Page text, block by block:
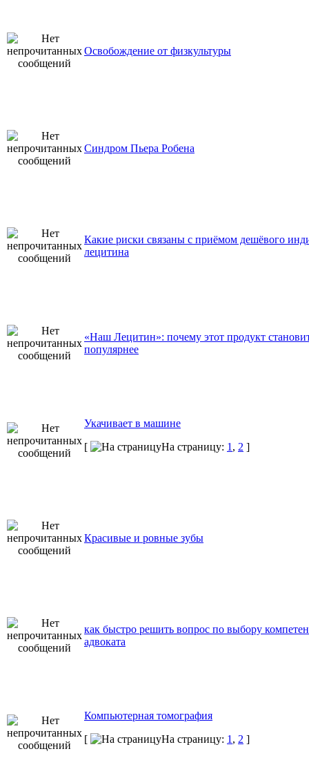
Освобождение от физкультуры
Синдром Пьера Робена
Какие риски связаны с приёмом дешёвого
лецитина
«Наш Лецитин»: почему этот продукт
популярнее
Укачивает в машине
[
На страницу: 1 , 2 ]
Красивые и ровные зубы
как быстро решить вопрос по выбору
адвоката
Компьютерная томография
[
На страницу: 1 , 2 ]